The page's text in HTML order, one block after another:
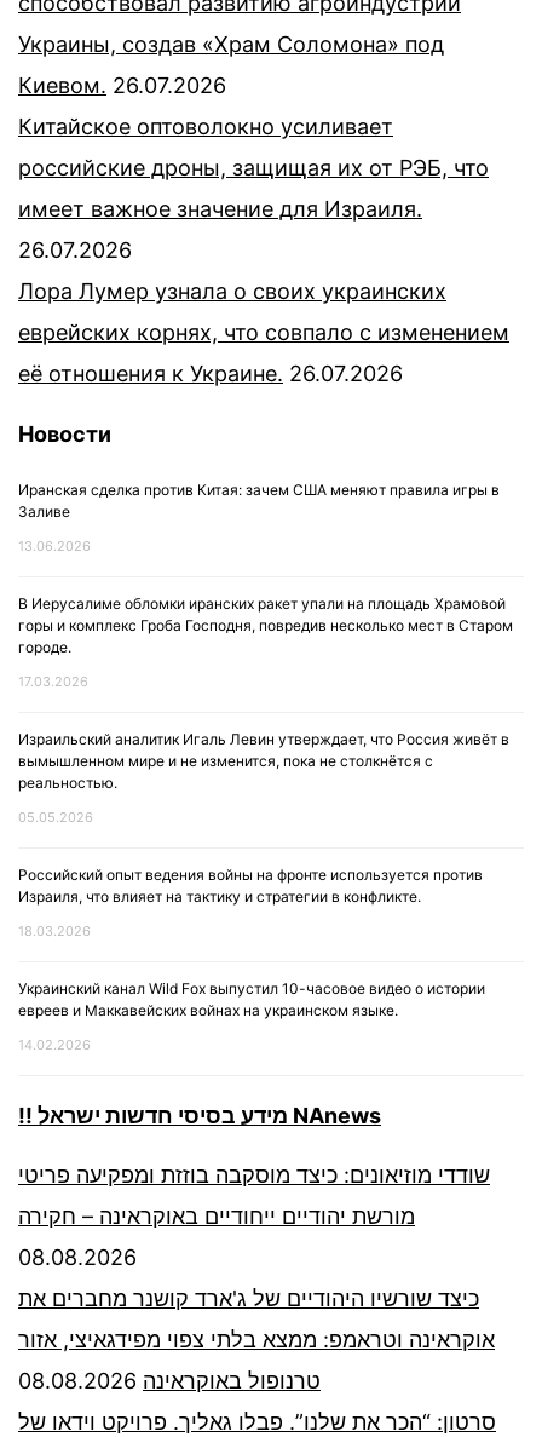
Украины, создав «Храм Соломона» под
Киевом. 26.07.2026
Китайское оптоволокно усиливает
российские дроны, защищая их от РЭБ, что
имеет важное значение для Израиля.
26.07.2026
Лора Лумер узнала о своих украинских
еврейских корнях, что совпало с изменением
её отношения к Украине. 26.07.2026
Новости
Иранская сделка против Китая: зачем США меняют правила игры в
Заливе
13.06.2026
В Иерусалиме обломки иранских ракет упали на площадь Храмовой
горы и комплекс Гроба Господня, повредив несколько мест в Старом
городе.
17.03.2026
Израильский аналитик Игаль Левин утверждает, что Россия живёт в
вымышленном мире и не изменится, пока не столкнётся с
реальностью.
05.05.2026
Российский опыт ведения войны на фронте используется против
Израиля, что влияет на тактику и стратегии в конфликте.
18.03.2026
Украинский канал Wild Fox выпустил 10-часовое видео о истории
евреев и Маккавейских войнах на украинском языке.
14.02.2026
!! מידע בסיסי חדשות ישראל NAnews
שודדי מוזיאונים: כיצד מוסקבה בוזזת ומפקיעה פריטי
מורשת יהודיים ייחודיים באוקראינה – חקירה
08.08.2026
כיצד שורשיו היהודיים של ג'ארד קושנר מחברים את
אוקראינה וטראמפ: ממצא בלתי צפוי מפידגאיצי, אזור
טרנופול באוקראינה 08.08.2026
סרטון: “הכר את שלנו”. פבלו גאליך. פרויקט וידאו של